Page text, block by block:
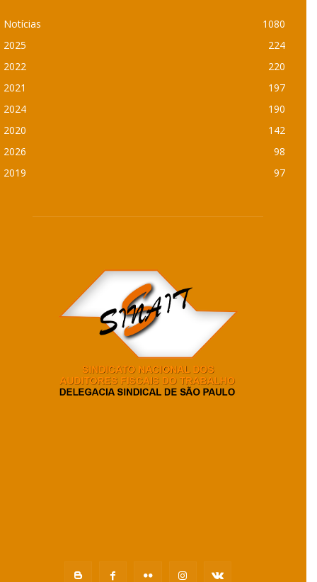
Notícias
1080
2025
224
2022
220
2021
197
2024
190
2020
142
2026
98
2019
97